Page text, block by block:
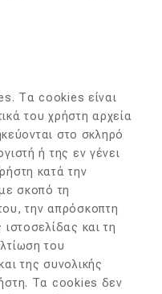
Τα cookies είναι
του χρήστη αρχεία
στο σκληρό
ή της εν γένει
κατά την
σκοπό τη
την απρόσκοπτη
και τη
του
της συνολικής
Τα cookies δεν